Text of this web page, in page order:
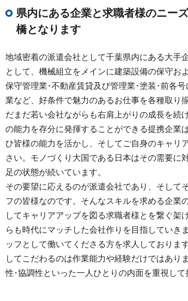
県内にある企業と求職者様のニー
橋となります
地域密着の派遣会社として千葉県内にある大手
として、機械組立をメインに建築設備の保守お
保守管理業･不動産賃貸及び管理業･塗装･前各
業など、好条件で魅力のあるお仕事を各種取り
だまだ若い会社ながらも右肩上がりの成長を続
の能力を存分に発揮することができる提携企業
ひ皆様の能力を活かし、そしてご自身のキャリ
さい。モノづくり大国である日本はその需要に
足の状態が続いています。
その要望に応えるのが派遣会社であり、そして
フの皆様なのです。そんなスキルを求める企業
してキャリアアップを図る求職者様とを繋ぐ架
らも時代にマッチした会社作りを目指していき
ッフとして働いてくださる方を求人しておりま
してこだわるのは作業能力や経験だけではあり
性･協調性といった一人ひとりの内面を重視して